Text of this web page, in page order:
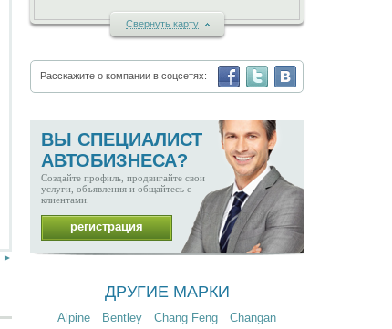
Cвернуть карту
Расскажите о компании в соцсетях:
ВЫ СПЕЦИАЛИСТ
АВТОБИЗНЕСА?
Создайте профиль, продвигайте свои
услуги, объявления и общайтесь с
клиентами.
регистрация
ДРУГИЕ МАРКИ
Alpine Bentley Chang Feng Changan